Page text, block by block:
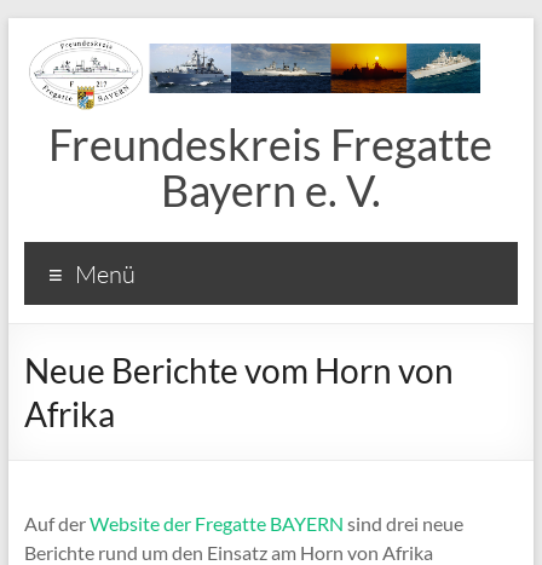
Freundeskreis Fregatte
Bayern e. V.
Menü
Neue Berichte vom Horn von
Afrika
Auf derWebsite der Fregatte BAYERN sind drei neue
Berichte rund um den Einsatz am Horn von Afrika